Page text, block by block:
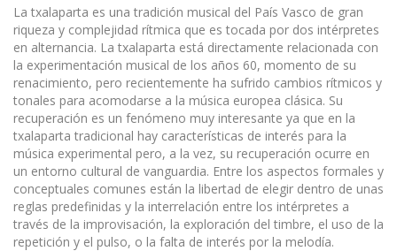
La txalaparta es una tradición musical del País Vasco de gran
riqueza y complejidad rítmica que es tocada por dos intérpretes
en alternancia. La txalaparta está directamente relacionada con
la experimentación musical de los años 60, momento de su
renacimiento, pero recientemente ha sufrido cambios rítmicos y
tonales para acomodarse a la música europea clásica. Su
recuperación es un fenómeno muy interesante ya que en la
txalaparta tradicional hay características de interés para la
música experimental pero, a la vez, su recuperación ocurre en
un entorno cultural de vanguardia. Entre los aspectos formales y
conceptuales comunes están la libertad de elegir dentro de unas
reglas predefinidas y la interrelación entre los intérpretes a
través de la improvisación, la exploración del timbre, el uso de la
repetición y el pulso, o la falta de interés por la melodía.